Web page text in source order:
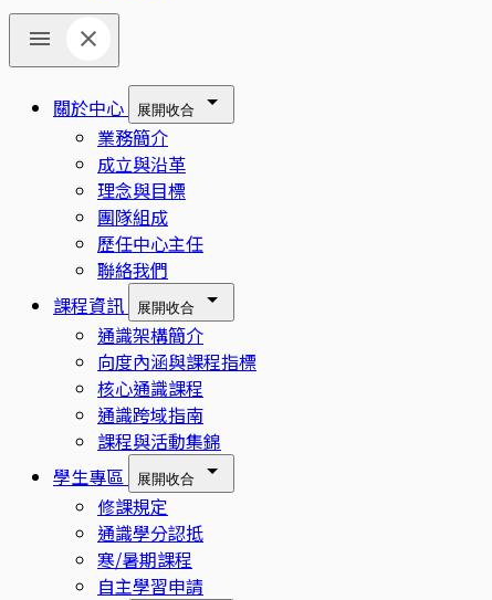
關於中心 展開收合
業務簡介
成立與沿革
理念與目標
團隊組成
歷任中心主任
聯絡我們
課程資訊
展開收合
通識架構簡介
向度內涵與課程指標
核心通識課程
通識跨域指南
課程與活動集錦
學生專區
展開收合
修課規定
通識學分認抵
寒/暑期課程
自主學習申請